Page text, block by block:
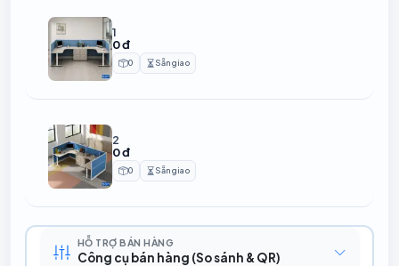
1
0 đ
Sản phẩm
0 Thời gian chuẩn bị
Sẵn giao
2
0 đ
Sản phẩm
0 Thời gian chuẩn bị
Sẵn giao
HỖ TRỢ BÁN HÀNG
Công cụ bán hàng (So sánh & QR)